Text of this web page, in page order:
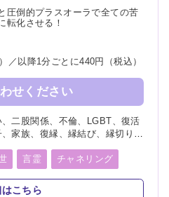
圧倒的プラスオーラで全ての苦
転化させる！
／以降1分ごとに440円（税込）
せください
二股関係、不倫、LGBT、復活
家族、復縁、縁結び、縁切り、
し、開運、教育、過去、浮気、
、改名
言霊 チャネリング
霊 縁結び 縁切り
こちら